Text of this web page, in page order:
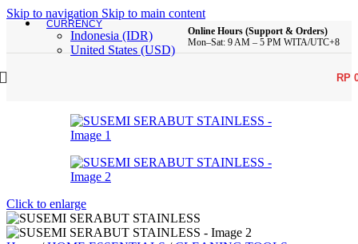
Skip to navigation Skip to main content
CURRENCY
Indonesia (IDR)
United States (USD)
Online Hours (Support & Orders)
Mon–Sat: 9 AM – 5 PM WITA/UTC+8
RP
Click to enlarge